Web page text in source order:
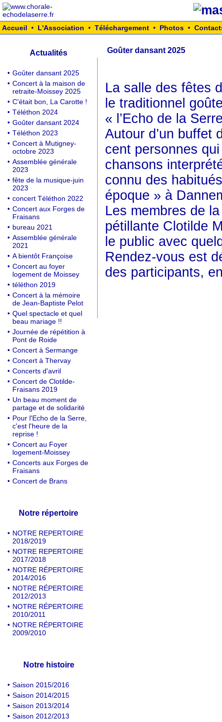
Accueil • L'Association • Téléchargement • Photos •
Actualités
• Goûter dansant 2025
• Concert à la maison de
retraite-Moissey 2025
• C'était bon, La Carotte !
• Téléthon 2024
• Goûter dansant 2024
• Téléthon 2023
• Concert à Mutigney-
octobre 2023
• Assemblée générale
2023
• fête de la musique-juin
2023
• concert Téléthon 2022
• Concert aux Forges de
Fraisans
• bureau 2021
• Assemblée générale
2021
• A bientôt Françoise
• Concert au foyer
logement de Moissey
• téléthon 2019
• Concert à la mémoire
de Jean-Baptiste Pelot
• Quel spectacle et quel
beau mariage !!
• Journée de répétition à
Pont de Roide
• Concert à Sermange
• Concert à Thervay
• Concerts d'avril
• Concert de Clotilde-
Fraisans 2019
• Un beau moment de
partage et de solidarité
• Pour l'Echo de la Serre,
c'est l'heure de la
reprise !
• Concert au Foyer
logement-Moissey
• Concerts aux Forges de
Fraisans
• Concert de Brans
Notre répertoire
• NOTRE REPERTOIRE
2018/2019
• NOTRE REPERTOIRE
2017/2018
• NOTRE RÉPERTOIRE
2014/2016
• NOTRE RÉPERTOIRE
2012/2013
• NOTRE RÉPERTOIRE
2010/2011
• NOTRE RÉPERTOIRE
2009/2010
Notre histoire
• Saison 2015/2016
• Saison 2014/2015
• Saison 2013/2014
• Saison 2012/2013
Goûter dansant 2025
La salle des fêtes
le traditionnel
« l’Echo de la
Autour d’un buffet
cent personnes
chansons
connu des
époque » à
Les membres de
pétillante Clotilde
le public avec
Rendez-vous est
des participants,